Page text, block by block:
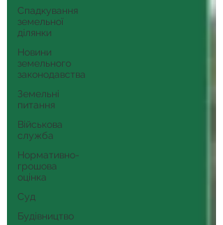
Спадкування
земельної
ділянки
Новини
земельного
законодавства
Земельні
питання
Військова
служба
Нормативно-
грошова
оцінка
Суд
Будівництво